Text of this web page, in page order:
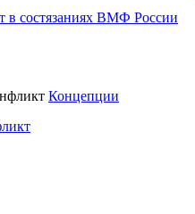
в состязаниях ВМФ России
Концепции